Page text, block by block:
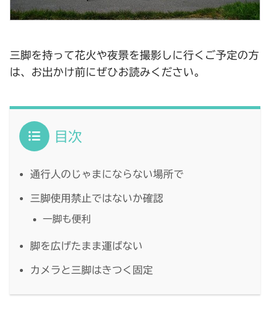
三脚を持って花火や夜景を撮影しに行くご予定の方
は、お出かけ前にぜひお読みください。
目次
通行人のじゃまにならない場所で
三脚使用禁止ではないか確認
一脚も便利
脚を広げたまま運ばない
カメラと三脚はきつく固定